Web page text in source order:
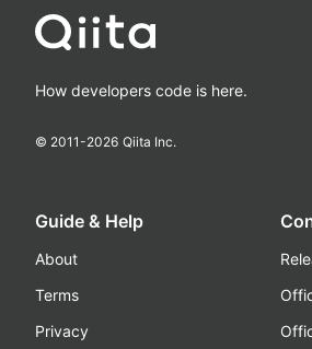
How developers code is here.
© 2011-2026 Qiita Inc.
Guide & Help
About
Terms
Privacy